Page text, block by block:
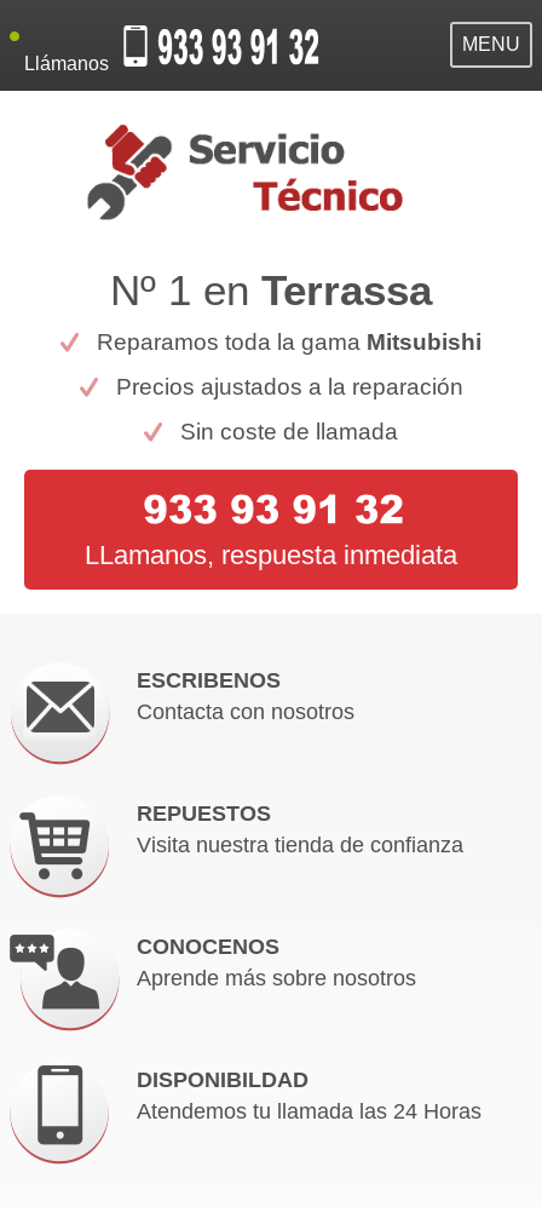
Llámanos
MENU
Nº 1 en Terrassa
Reparamos toda la gama Mitsubishi
Precios ajustados a la reparación
Sin coste de llamada
LLamanos, respuesta inmediata
ESCRIBENOS
Contacta con nosotros
REPUESTOS
Visita nuestra tienda de confianza
CONOCENOS
Aprende más sobre nosotros
DISPONIBILDAD
Atendemos tu llamada las 24 Horas